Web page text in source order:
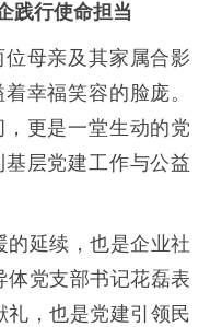
践行使命担当
母亲及其家属合影
幸福笑容的脸庞。
更是一堂生动的党
层党建工作与公益
延续，也是企业社
体党支部书记花磊表
礼，也是党建引领民